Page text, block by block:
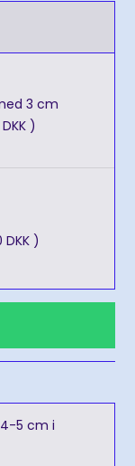
3 cm
)
DKK )
5 cm i